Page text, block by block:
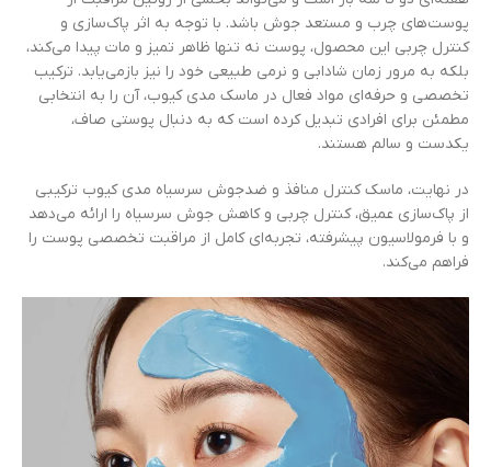
پوست‌های چرب و مستعد جوش باشد. با توجه به اثر پاک‌سازی و
کنترل چربی این محصول، پوست نه تنها ظاهر تمیز و مات پیدا می‌کند،
بلکه به مرور زمان شادابی و نرمی طبیعی خود را نیز بازمی‌یابد. ترکیب
تخصصی و حرفه‌ای مواد فعال در ماسک مدی کیوب، آن را به انتخابی
مطمئن برای افرادی تبدیل کرده است که به دنبال پوستی صاف،
یکدست و سالم هستند.
در نهایت، ماسک کنترل منافذ و ضدجوش سرسیاه مدی کیوب ترکیبی
از پاک‌سازی عمیق، کنترل چربی و کاهش جوش سرسیاه را ارائه می‌دهد
و با فرمولاسیون پیشرفته، تجربه‌ای کامل از مراقبت تخصصی پوست را
فراهم می‌کند.